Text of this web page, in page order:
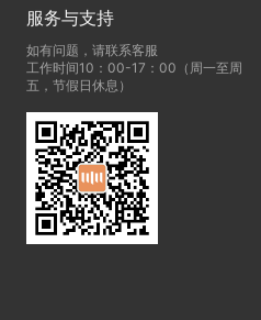
服务与支持
如有问题，请联系客服
工作时间10：00-17：00（周一至周
五，节假日休息）